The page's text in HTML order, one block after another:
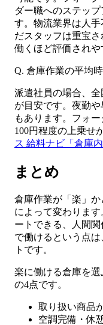
ダー職へのステッ
す。物流業界は人
だスタッフは重宝
働くほど評価されや
Q. 倉庫作業の平均
派遣社員の場合、全
が目安です。夜勤
もあります。フォ
100円程度の上乗せ
ス 給料ナビ「倉庫
まとめ
倉庫作業が「楽」
によって変わりま
ートできる、人間
で働けるという点
トです。
楽に働ける倉庫を
の4点です。
取り扱い商品
空調完備・休